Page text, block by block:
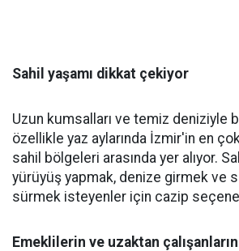
Sahil yaşamı dikkat çekiyor
Uzun kumsalları ve temiz deniziyle
özellikle yaz aylarında İzmir'in en
sahil bölgeleri arasında yer alıyor.
yürüyüş yapmak, denize girmek ve
sürmek isteyenler için cazip
Emeklilerin ve uzaktan